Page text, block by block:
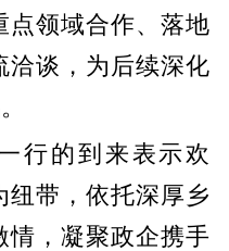
点领域合作、落地
洽谈，为后续深化
行的到来表示欢
纽带，依托深厚乡
情，凝聚政企携手